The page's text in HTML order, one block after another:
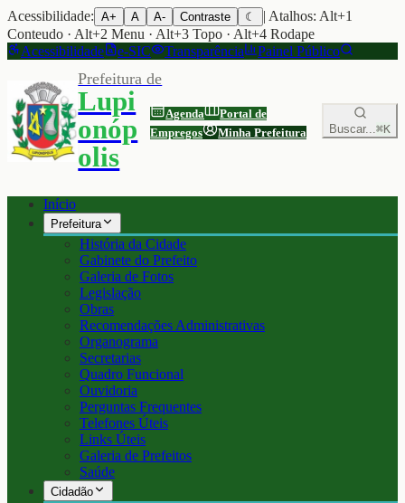
Acessibilidade: A+ A A- Contraste ☾
| Atalhos: Alt+1
Conteudo · Alt+2 Menu · Alt+3 Topo · Alt+4 Rodape
Acessibilidade
e-SIC Transparência Painel Público
Prefeitura de
Lupi
onóp
olis
Agenda
Portal de
Empregos
Minha Prefeitura Buscar...⌘K
Início
Prefeitura
História da Cidade
Gabinete do Prefeito
Galeria de Fotos
Legislação
Obras
Recomendações Administrativas
Organograma
Secretarias
Quadro Funcional
Ouvidoria
Perguntas Frequentes
Telefones Úteis
Links Úteis
Galeria de Prefeitos
Saúde
Cidadão